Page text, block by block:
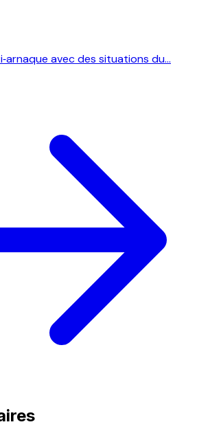
avec des situations du...